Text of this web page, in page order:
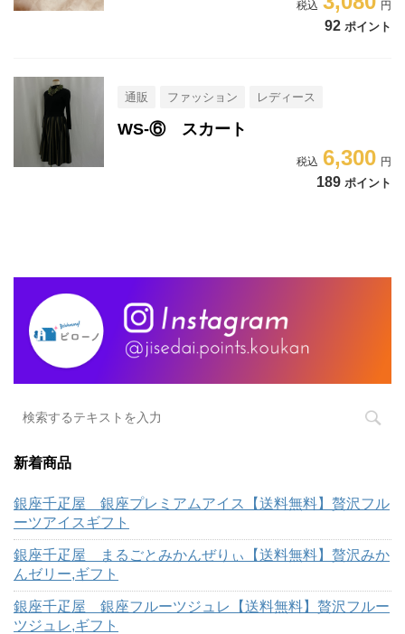
92 ポイント
通販 ファッション レディース
WS-⑥ スカート
6,300
189 ポイント
新着商品
銀座千疋屋 銀座プレミアムアイス【送料無料】贅沢フル
ーツアイスギフト
銀座千疋屋 まるごとみかんぜりぃ【送料無料】贅沢みか
んゼリー,ギフト
銀座千疋屋 銀座フルーツジュレ【送料無料】贅沢フルー
ツジュレ,ギフト